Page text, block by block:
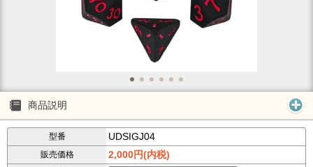
商品説明
型番 UDSIGJ04
販売価格 2,000円(内税)